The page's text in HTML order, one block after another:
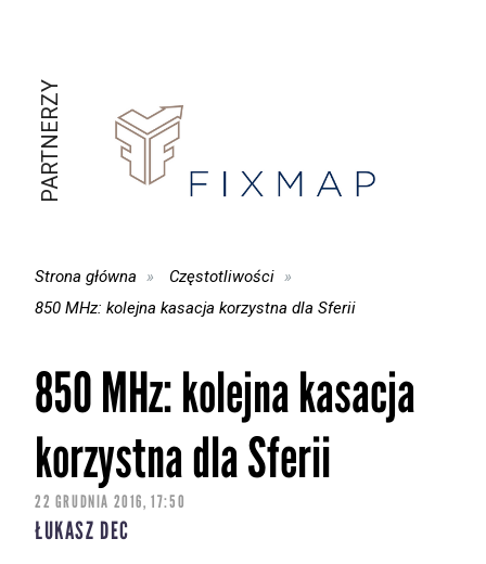
PARTNERZY
Strona główna
Częstotliwości
850 MHz: kolejna kasacja korzystna dla Sferii
850 MHz: kolejna kasacja
korzystna dla Sferii
22 GRUDNIA 2016, 17:50
ŁUKASZ DEC